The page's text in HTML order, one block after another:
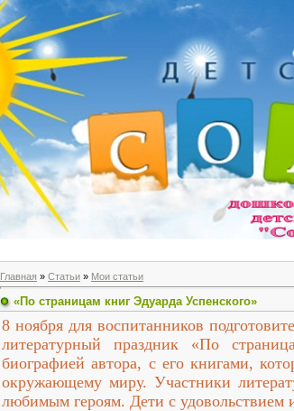
Главная » Статьи » Мои статьи
«По страницам книг Эдуарда Успенского»
8 ноября для воспитанников
литературный праздник «По
биографией автора, с его книгами,
окружающему миру. Участники
любимым героям. Дети с удовольствием